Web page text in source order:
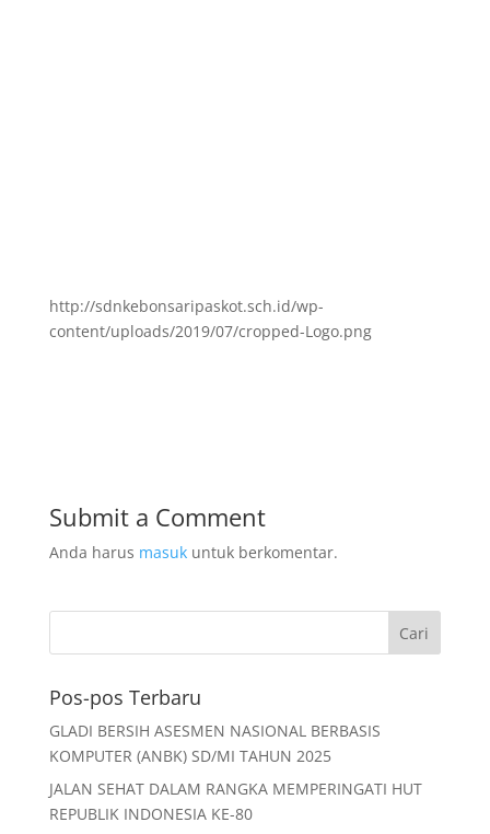
http://sdnkebonsaripaskot.sch.id/wp-
content/uploads/2019/07/cropped-Logo.png
Submit a Comment
Anda harus masukuntuk berkomentar.
Pos-pos Terbaru
GLADI BERSIH ASESMEN NASIONAL BERBASIS
KOMPUTER (ANBK) SD/MI TAHUN 2025
JALAN SEHAT DALAM RANGKA MEMPERINGATI HUT
REPUBLIK INDONESIA KE-80